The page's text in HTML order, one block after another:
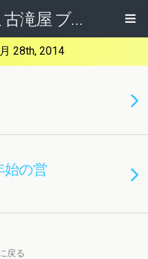
いわき湯本温泉 古滝屋 ブログ
28th, 2014
始の営
戻る